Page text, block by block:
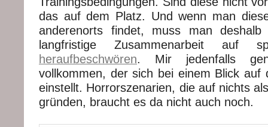
das auf dem Platz. Und wenn man
anderenorts findet, muss man deshalb
langfristige Zusammenarbeit auf
heraufbeschwören. Mir jedenfalls
vollkommen, der sich bei einem Blick auf
einstellt. Horrorszenarien, die auf nichts
gründen, braucht es da nicht auch noch.